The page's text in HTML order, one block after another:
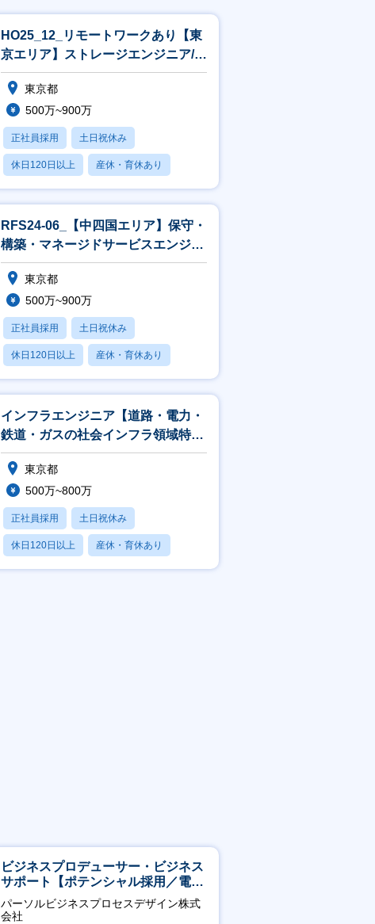
HO25_12_リモートワークあり【東
京エリア】ストレージエンジニア/製
品保守
東京都
500万~900万
正社員採用 土日祝休み
休日120日以上 産休・育休あり
月残業20時間以内
RFS24-06_【中四国エリア】保守・
構築・マネージドサービスエンジニ
ア
東京都
500万~900万
正社員採用 土日祝休み
休日120日以上 産休・育休あり
賞与あり
インフラエンジニア【道路・電力・
鉄道・ガスの社会インフラ領域特化
／900種類の研修／設計・構築案
件】東京都
500万~800万
正社員採用 土日祝休み
休日120日以上 産休・育休あり
賞与あり
ビジネスプロデューサー・ビジネス
サポート【ポテンシャル採用／電
力・ガス等の民間向けプロジェクト
推進】
パーソルビジネスプロセスデザイン株式
会社